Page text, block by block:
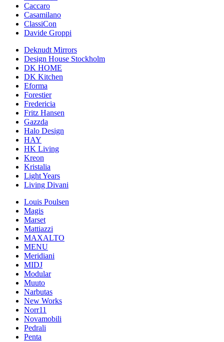
Caccaro
Casamilano
ClassiCon
Davide Groppi
Deknudt Mirrors
Design House Stockholm
DK HOME
DK Kitchen
Eforma
Forestier
Fredericia
Fritz Hansen
Gazzda
Halo Design
HAY
HK Living
Kreon
Kristalia
Light Years
Living Divani
Louis Poulsen
Magis
Marset
Mattiazzi
MAXALTO
MENU
Meridiani
MIDJ
Modular
Muuto
Narbutas
New Works
Norr11
Novamobili
Pedrali
Penta